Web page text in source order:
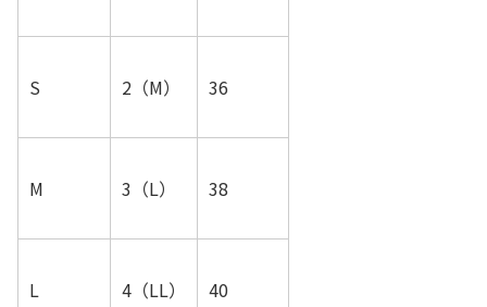
S 2（M） 36
M 3（L） 38
L 4（LL） 40